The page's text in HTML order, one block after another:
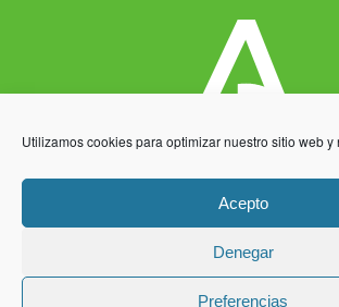
Utilizamos cookies para optimizar nuestro sitio web y
Acepto
Denegar
Preferencias